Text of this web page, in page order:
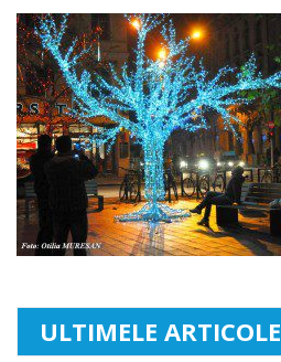
ULTIMELE ARTICOLE